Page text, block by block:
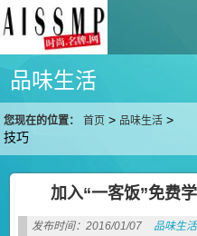
品味生活
您现在的位置： 首页 > 品味生活 >
技巧
加入“一客饭”免费学
发布时间：2016/01/07 品味生活